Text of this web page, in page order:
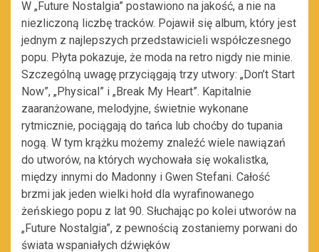
W „Future Nostalgia” postawiono na jakość, a nie na
niezliczoną liczbę tracków. Pojawił się album, który jest
jednym z najlepszych przedstawicieli współczesnego
popu. Płyta pokazuje, że moda na retro nigdy nie minie.
Szczególną uwagę przyciągają trzy utwory: „Don’t Start
Now”, „Physical” i „Break My Heart”. Kapitalnie
zaaranżowane, melodyjne, świetnie wykonane
rytmicznie, pociągają do tańca lub choćby do tupania
nogą. W tym krążku możemy znaleźć wiele nawiązań
do utworów, na których wychowała się wokalistka,
między innymi do Madonny i Gwen Stefani. Całość
brzmi jak jeden wielki hołd dla wyrafinowanego
żeńskiego popu z lat 90. Słuchając po kolei utworów na
„Future Nostalgia”, z pewnością zostaniemy porwani do
świata wspaniałych dźwięków